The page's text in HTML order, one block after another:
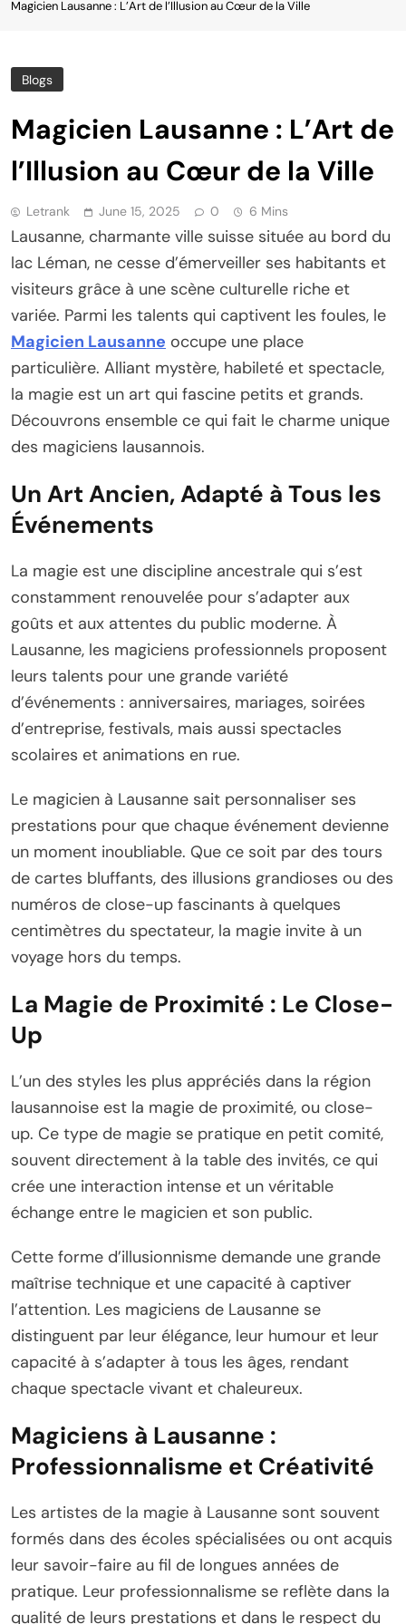
Magicien Lausanne : L’Art de l’Illusion au Cœur de la Ville
Blogs
Magicien Lausanne : L’Art de
l’Illusion au Cœur de la Ville
Letrank June 15, 2025 0 6 Mins
Lausanne, charmante ville suisse située au bord du
lac Léman, ne cesse d’émerveiller ses habitants et
visiteurs grâce à une scène culturelle riche et
variée. Parmi les talents qui captivent les foules, le
Magicien Lausanne occupe une place
particulière. Alliant mystère, habileté et spectacle,
la magie est un art qui fascine petits et grands.
Découvrons ensemble ce qui fait le charme unique
des magiciens lausannois.
Un Art Ancien, Adapté à Tous les
Événements
La magie est une discipline ancestrale qui s’est
constamment renouvelée pour s’adapter aux
goûts et aux attentes du public moderne. À
Lausanne, les magiciens professionnels proposent
leurs talents pour une grande variété
d’événements : anniversaires, mariages, soirées
d’entreprise, festivals, mais aussi spectacles
scolaires et animations en rue.
Le magicien à Lausanne sait personnaliser ses
prestations pour que chaque événement devienne
un moment inoubliable. Que ce soit par des tours
de cartes bluffants, des illusions grandioses ou des
numéros de close-up fascinants à quelques
centimètres du spectateur, la magie invite à un
voyage hors du temps.
La Magie de Proximité : Le Close-
Up
L’un des styles les plus appréciés dans la région
lausannoise est la magie de proximité, ou close-
up. Ce type de magie se pratique en petit comité,
souvent directement à la table des invités, ce qui
crée une interaction intense et un véritable
échange entre le magicien et son public.
Cette forme d’illusionnisme demande une grande
maîtrise technique et une capacité à captiver
l’attention. Les magiciens de Lausanne se
distinguent par leur élégance, leur humour et leur
capacité à s’adapter à tous les âges, rendant
chaque spectacle vivant et chaleureux.
Magiciens à Lausanne :
Professionnalisme et Créativité
Les artistes de la magie à Lausanne sont souvent
formés dans des écoles spécialisées ou ont acquis
leur savoir-faire au fil de longues années de
pratique. Leur professionnalisme se reflète dans la
qualité de leurs prestations et dans le respect du